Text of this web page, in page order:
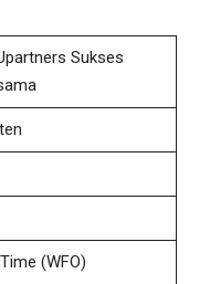
Sukses
(WFO)